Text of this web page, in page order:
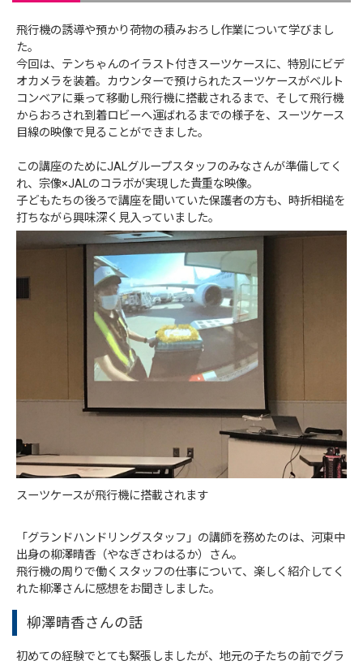
飛行機の誘導や預かり荷物の積みおろし作業について学びまし
た。
今回は、テンちゃんのイラスト付きスーツケースに、特別にビデ
オカメラを装着。カウンターで預けられたスーツケースがベルト
コンベアに乗って移動し飛行機に搭載されるまで、そして飛行機
からおろされ到着ロビーへ運ばれるまでの様子を、スーツケース
目線の映像で見ることができました。
この講座のためにJALグループスタッフのみなさんが準備してく
れ、宗像×JALのコラボが実現した貴重な映像。
子どもたちの後ろで講座を聞いていた保護者の方も、時折相槌を
打ちながら興味深く見入っていました。
スーツケースが飛行機に搭載されます
「グランドハンドリングスタッフ」の講師を務めたのは、河東中
出身の柳澤晴香（やなぎさわはるか）さん。
飛行機の周りで働くスタッフの仕事について、楽しく紹介してく
れた柳澤さんに感想をお聞きしました。
柳澤晴香さんの話
初めての経験でとても緊張しましたが、地元の子たちの前でグラ